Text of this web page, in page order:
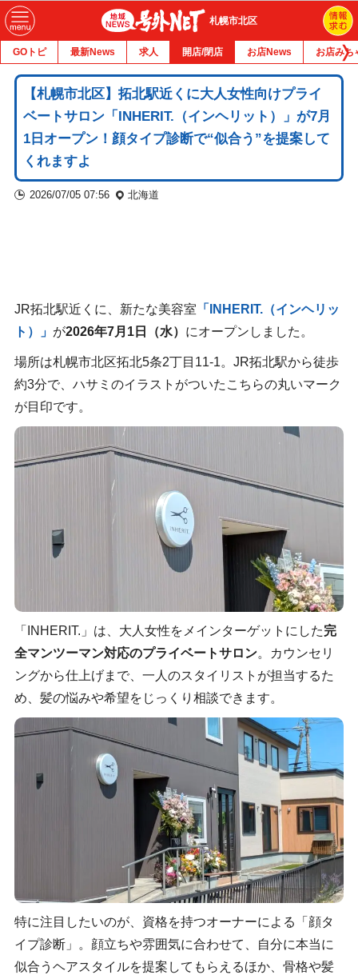
札幌市北区
GOトピ 最新News 求人 開店/閉店 お店News お店みち
【札幌市北区】拓北駅近くに大人女性向けプライ
ベートサロン「INHERIT.（インヘリット）」が7月
1日オープン！顔タイプ診断で“似合う”を提案して
くれますよ
2026/07/05 07:56 北海道
JR拓北駅近くに、新たな美容室 「INHERIT.（インヘリッ
ト）」 が2026年7月1日（水） にオープンしました。
場所は札幌市北区拓北5条2丁目11-1。JR拓北駅から徒歩
約3分で、ハサミのイラストがついたこちらの丸いマーク
が目印です。
「INHERIT.」は、大人女性をメインターゲットにした完
全マンツーマン対応のプライベートサロン。カウンセリ
ングから仕上げまで、一人のスタイリストが担当するた
め、髪の悩みや希望をじっくり相談できます。
特に注目したいのが、資格を持つオーナーによる「顔タ
イプ診断」。顔立ちや雰囲気に合わせて、自分に本当に
似合うヘアスタイルを提案してもらえるほか、骨格や髪